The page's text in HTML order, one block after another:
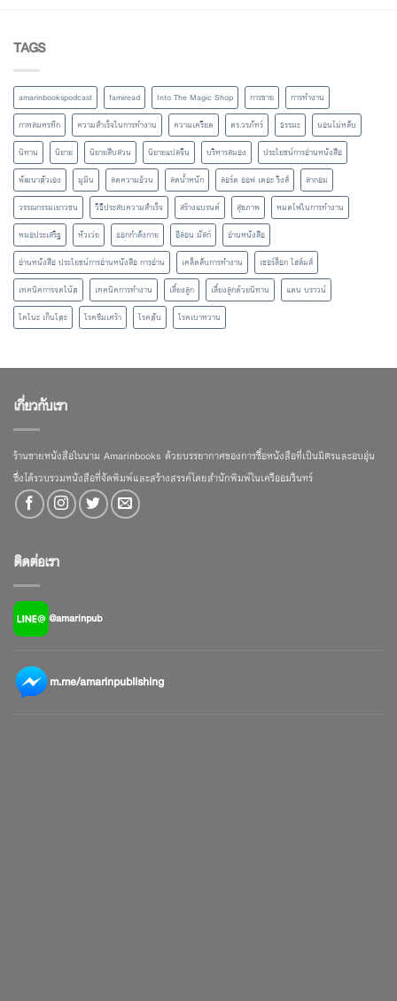
TAGS
amarinbookspodcast famiread Into The Magic Shop การขาย
การทำงาน
กาหลมหรทึก
ความสำเร็จในการทำงาน ความเครียด ดร.วรภัทร์ ธรรมะ
นอนไม่หลับ
นิทาน
นิยาย นิยายสืบสวน นิยายแปลจีน บริหารสมอง
ประโยชน์การอ่านหนังสือ
พัฒนาตัวเอง
มูมิน ลดความอ้วน ลดน้ำหนัก ลอร์ด ออฟ เดอะ ริงส์
ลากอม
วรรณกรรมเยาวชน
วิธีประสบความสำเร็จ สร้างแบรนด์ สุขภาพ
หมดไฟในการทำงาน
หมอประเสริฐ
หัวเว่ย ออกกำลังกาย อีลอน มัสก์
อ่านหนังสือ
อ่านหนังสือ ประโยชน์การอ่านหนังสือ การอ่าน
เคล็ดลับการทำงาน
เชอร์ล็อก โฮล์มส์
เทคนิคการจดโน้ต
เทคนิคการทำงาน เลี้ยงลูก เลี้ยงลูกด้วยนิทาน
แดน บราวน์
โคโนะ เก็นโตะ
โรคซึมเศร้า โรคตับ โรคเบาหวาน
เกี่ยวกับเรา
ร้านขายหนังสือในนาม Amarinbooks ด้วยบรรยากาศของการซื้อหนังสือที่เป็นมิตรและอบอุ่น
ซึ่งได้รวบรวมหนังสือที่จัดพิมพ์และสร้างสรรค์โดยสำนักพิมพ์ในเครืออมรินทร์
ติดต่อเรา
@amarinpub
m.me/amarinpublishing